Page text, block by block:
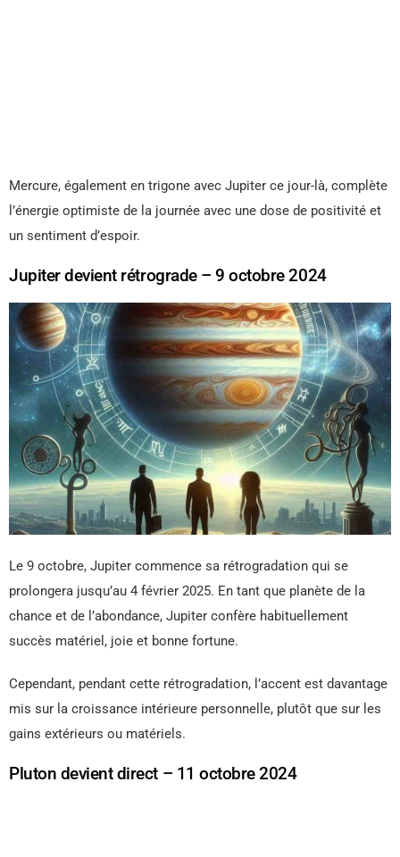
Mercure, également en trigone avec Jupiter ce jour-là, complète
l’énergie optimiste de la journée avec une dose de positivité et
un sentiment d’espoir.
Jupiter devient rétrograde – 9 octobre 2024
Le 9 octobre, Jupiter commence sa rétrogradation qui se
prolongera jusqu’au 4 février 2025. En tant que planète de la
chance et de l’abondance, Jupiter confère habituellement
succès matériel, joie et bonne fortune.
Cependant, pendant cette rétrogradation, l’accent est davantage
mis sur la croissance intérieure personnelle, plutôt que sur les
gains extérieurs ou matériels.
Pluton devient direct – 11 octobre 2024